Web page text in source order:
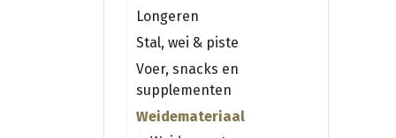
Longeren
Stal, wei & piste
Voer, snacks en
supplementen
Weidemateriaal